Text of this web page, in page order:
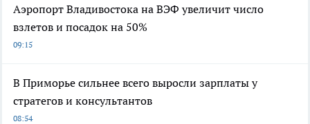
Аэропорт Владивостока на ВЭФ увеличит число
взлетов и посадок на 50%
09:15
В Приморье сильнее всего выросли зарплаты у
стратегов и консультантов
08:54